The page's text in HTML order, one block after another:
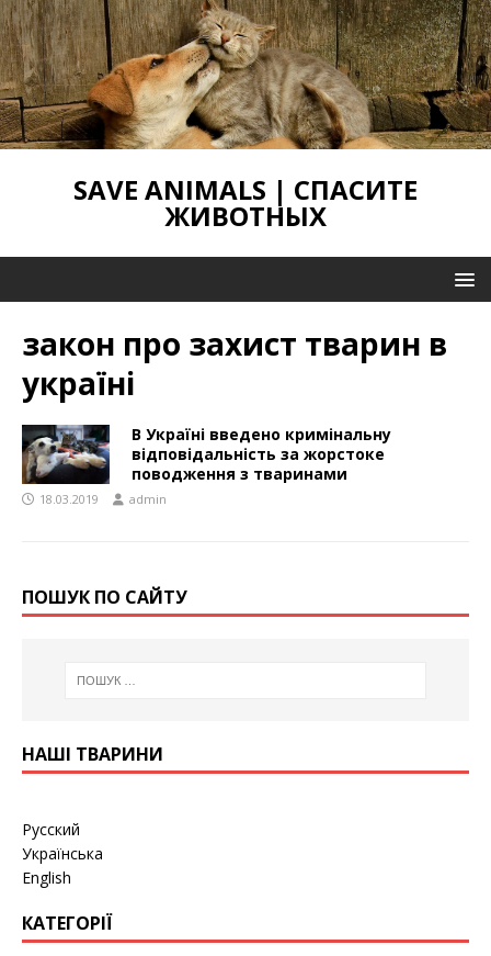
SAVE ANIMALS | СПАСИТЕ
ЖИВОТНЫХ
закон про захист тварин в
україні
В Україні введено кримінальну
відповідальність за жорстоке
поводження з тваринами
18.03.2019 admin
ПОШУК ПО САЙТУ
НАШІ ТВАРИНИ
Русский
Українська
English
КАТЕГОРІЇ